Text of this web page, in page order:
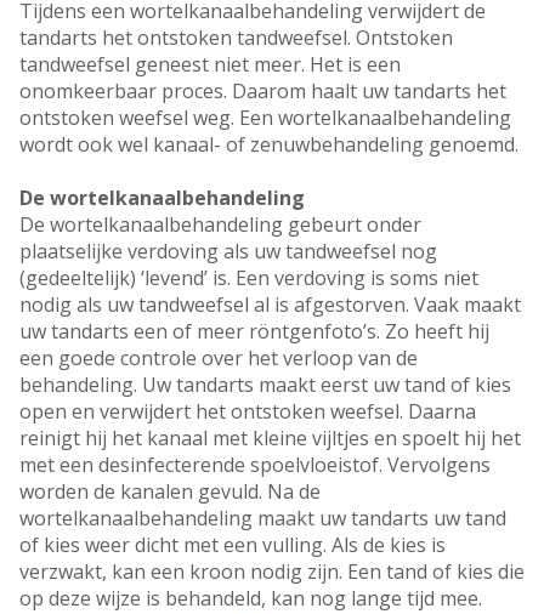
Tijdens een wortelkanaalbehandeling verwijdert de
tandarts het ontstoken tandweefsel. Ontstoken
tandweefsel geneest niet meer. Het is een
onomkeerbaar proces. Daarom haalt uw tandarts het
ontstoken weefsel weg. Een wortelkanaalbehandeling
wordt ook wel kanaal- of zenuwbehandeling genoemd.
De wortelkanaalbehandeling
De wortelkanaalbehandeling gebeurt onder
plaatselijke verdoving als uw tandweefsel nog
(gedeeltelijk) ‘levend’ is. Een verdoving is soms niet
nodig als uw tandweefsel al is afgestorven. Vaak maakt
uw tandarts een of meer röntgenfoto’s. Zo heeft hij
een goede controle over het verloop van de
behandeling. Uw tandarts maakt eerst uw tand of kies
open en verwijdert het ontstoken weefsel. Daarna
reinigt hij het kanaal met kleine vijltjes en spoelt hij het
met een desinfecterende spoelvloeistof. Vervolgens
worden de kanalen gevuld. Na de
wortelkanaalbehandeling maakt uw tandarts uw tand
of kies weer dicht met een vulling. Als de kies is
verzwakt, kan een kroon nodig zijn. Een tand of kies die
op deze wijze is behandeld, kan nog lange tijd mee.